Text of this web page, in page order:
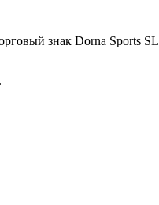
знак Dorna Sports SL